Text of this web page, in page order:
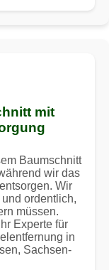
mit
Baumschnitt
wir das
Wir
ordentlich,
müssen.
Experte für
in
Sachsen-